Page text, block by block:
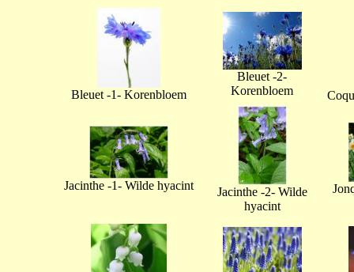
Bleuet -1- Korenbloem
Bleuet -2-
Korenbloem
Jacinthe -1- Wilde hyacint
Jacinthe -2- Wilde
hyacint